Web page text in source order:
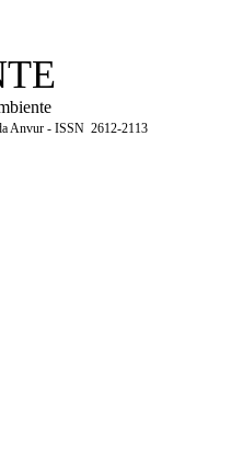
Anvur - ISSN 2612-2113